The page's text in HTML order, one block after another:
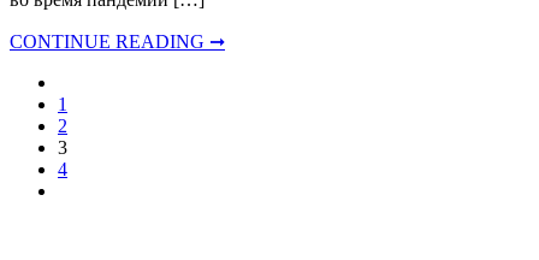
CONTINUE READING ➞
1
2
3
4